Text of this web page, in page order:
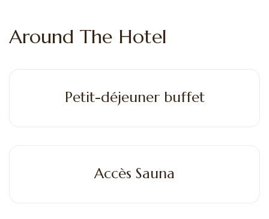
Around The Hotel
Petit-déjeuner buffet
Accès Sauna